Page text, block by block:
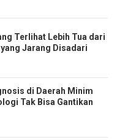
Terlihat Lebih Tua dari
Jarang Disadari
di Daerah Minim
Tak Bisa Gantikan